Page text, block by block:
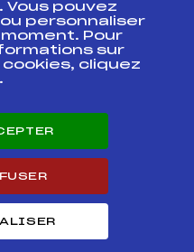
Suivi
pouvez
personnaliser
Pour
sur
cliquez
.